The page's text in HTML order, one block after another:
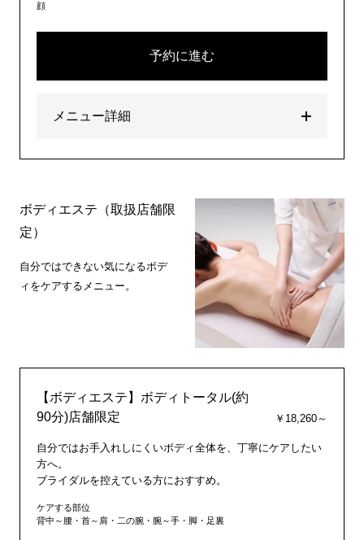
顔
予約に進む
メニュー詳細
ボディエステ（取扱店舗限
定）
自分ではできない気になるボデ
ィをケアするメニュー。
【ボディエステ】ボディトータル(約
90分)店舗限定
￥18,260～
自分ではお手入れしにくいボディ全体を、丁寧にケアしたい
方へ。
ブライダルを控えている方におすすめ。
ケアする部位
背中～腰・首～肩・二の腕・腕～手・脚・足裏